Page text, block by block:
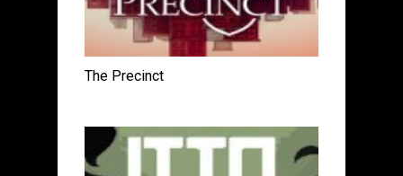
The Precinct